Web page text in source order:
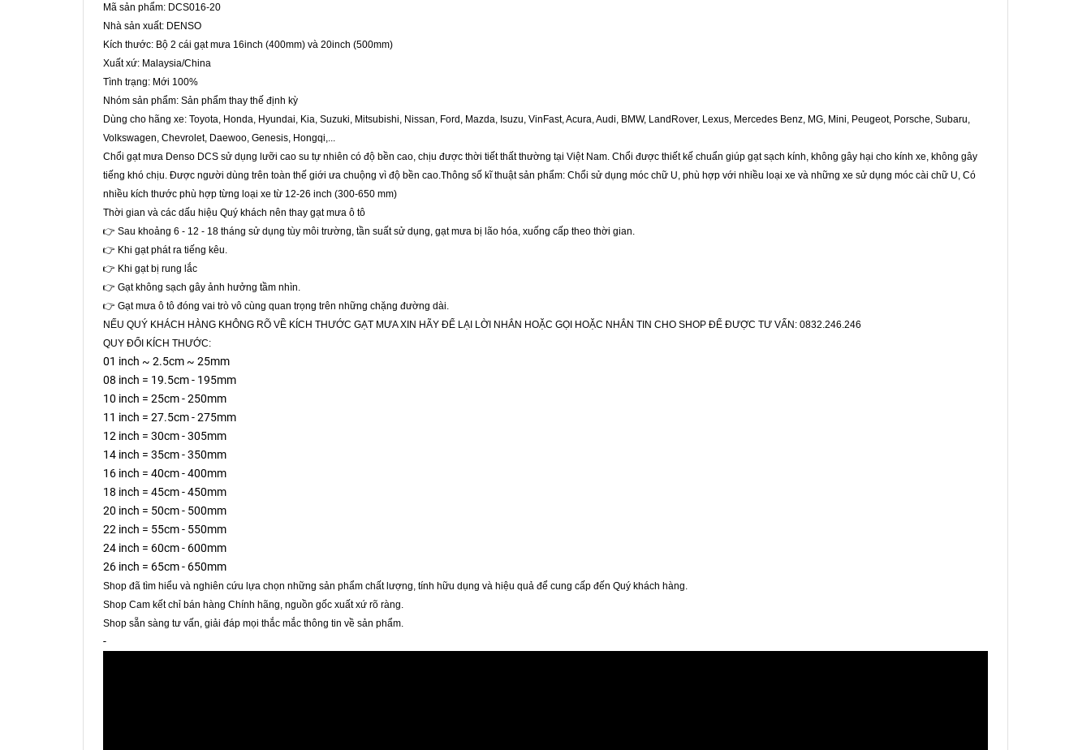
Mã sản phẩm: DCS016-20
Nhà sản xuất: DENSO
Kích thước: Bộ 2 cái gạt mưa 16inch (400mm) và 20inch (500mm)
Xuất xứ: Malaysia/China
Tình trạng: Mới 100%
Nhóm sản phẩm: Sản phẩm thay thế định kỳ
Dùng cho hãng xe: Toyota, Honda, Hyundai, Kia, Suzuki, Mitsubishi, Nissan, Ford, Mazda, Isuzu, VinFast, Acura, Audi, BMW, LandRover, Lexus, Mercedes Benz, MG, Mini, Peugeot, Porsche, Subaru,
Volkswagen, Chevrolet, Daewoo, Genesis, Hongqi,...
Chổi gạt mưa Denso DCS sử dụng lưỡi cao su tự nhiên có độ bền cao, chịu được thời tiết thất thường tại Việt Nam. Chổi được thiết kế chuẩn giúp gạt sạch kính, không gây hại cho kính xe, không gây
tiếng khó chịu. Được người dùng trên toàn thế giới ưa chuộng vì độ bền cao.Thông số kĩ thuật sản phẩm: Chổi sử dụng móc chữ U, phù hợp với nhiều loại xe và những xe sử dụng móc cài chữ U, Có
nhiều kích thước phù hợp từng loại xe từ 12-26 inch (300-650 mm)
Thời gian và các dấu hiệu Quý khách nên thay gạt mưa ô tô
👉 Sau khoảng 6 - 12 - 18 tháng sử dụng tùy môi trường, tần suất sử dụng, gạt mưa bị lão hóa, xuống cấp theo thời gian.
👉 Khi gạt phát ra tiếng kêu.
👉 Khi gạt bị rung lắc
👉 Gạt không sạch gây ảnh hưởng tầm nhìn.
👉 Gạt mưa ô tô đóng vai trò vô cùng quan trọng trên những chặng đường dài.
NẾU QUÝ KHÁCH HÀNG KHÔNG RÕ VỀ KÍCH THƯỚC GẠT MƯA XIN HÃY ĐỂ LẠI LỜI NHẮN HOẶC GỌI HOẶC NHẮN TIN CHO SHOP ĐỂ ĐƯỢC TƯ VẤN: 0832.246.246
QUY ĐỔI KÍCH THƯỚC:
01 inch ~ 2.5cm ~ 25mm
08 inch = 19.5cm - 195mm
10 inch = 25cm - 250mm
11 inch = 27.5cm - 275mm
12 inch = 30cm - 305mm
14 inch = 35cm - 350mm
16 inch = 40cm - 400mm
18 inch = 45cm - 450mm
20 inch = 50cm - 500mm
22 inch = 55cm - 550mm
24 inch = 60cm - 600mm
26 inch = 65cm - 650mm
Shop đã tìm hiểu và nghiên cứu lựa chọn những sản phẩm chất lượng, tính hữu dụng và hiệu quả để cung cấp đến Quý khách hàng.
Shop Cam kết chỉ bán hàng Chính hãng, nguồn gốc xuất xứ rõ ràng.
Shop sẵn sàng tư vấn, giải đáp mọi thắc mắc thông tin về sản phẩm.
-